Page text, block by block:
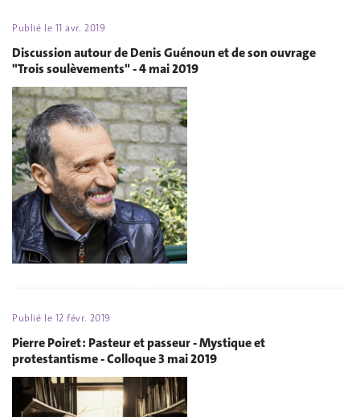
Publié le 11 avr. 2019
Discussion autour de Denis Guénoun et de son ouvrage
"Trois soulèvements" - 4 mai 2019
Publié le 12 févr. 2019
Pierre Poiret : Pasteur et passeur - Mystique et
protestantisme - Colloque 3 mai 2019